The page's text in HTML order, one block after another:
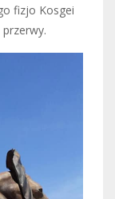
fizjo Kosgei